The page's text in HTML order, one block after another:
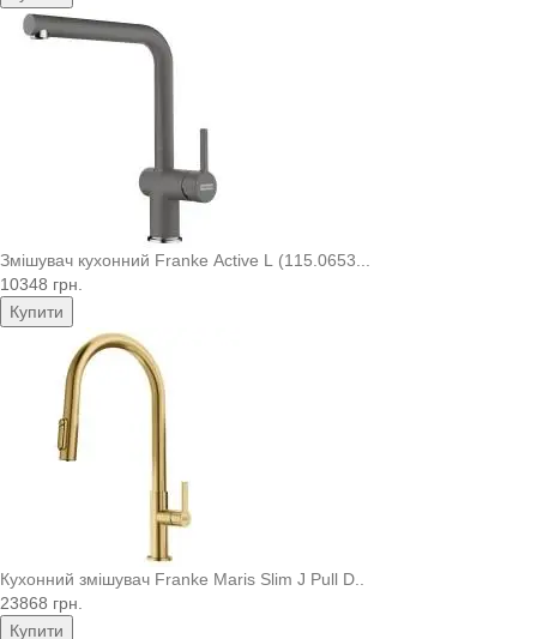
Змішувач кухонний Franke Active L (115.0653...
10348 грн.
Купити
Кухонний змішувач Franke Maris Slim J Pull D..
23868 грн.
Купити